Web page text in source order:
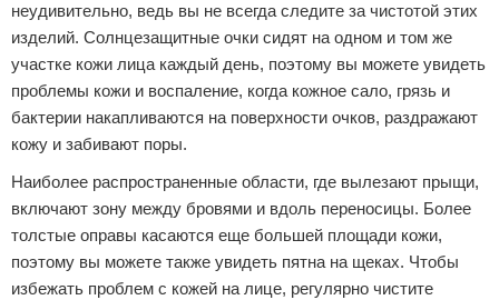
неудивительно, ведь вы не всегда следите за чистотой этих
изделий. Солнцезащитные очки сидят на одном и том же
участке кожи лица каждый день, поэтому вы можете увидеть
проблемы кожи и воспаление, когда кожное сало, грязь и
бактерии накапливаются на поверхности очков, раздражают
кожу и забивают поры.
Наиболее распространенные области, где вылезают прыщи,
включают зону между бровями и вдоль переносицы. Более
толстые оправы касаются еще большей площади кожи,
поэтому вы можете также увидеть пятна на щеках. Чтобы
избежать проблем с кожей на лице, регулярно чистите